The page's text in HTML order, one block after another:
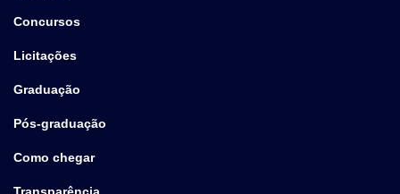
Concursos
Licitações
Graduação
Pós-graduação
Como chegar